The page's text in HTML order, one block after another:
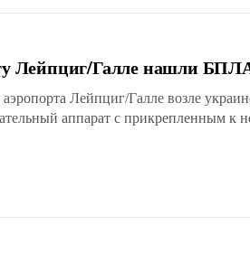
Лейпциг/Галле нашли
Лейпциг/Галле возле
аппарат с прикрепленным к